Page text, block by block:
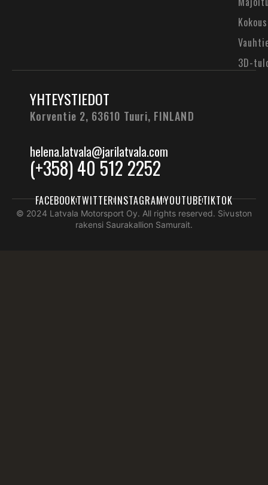
3D-
YHTEYSTIEDOT
Korventie 2, 63610 Tuuri, FINLAND
helena.latvala@jarilatvala.com
(+358) 40 512 2252
© 2024 Latvala Motorsport Oy. All rights reserved. Sivuston
rakensi Saurakallion Samurait.
FACEBOOKTWITTERINSTAGRAMYOUTUBETIKTOK